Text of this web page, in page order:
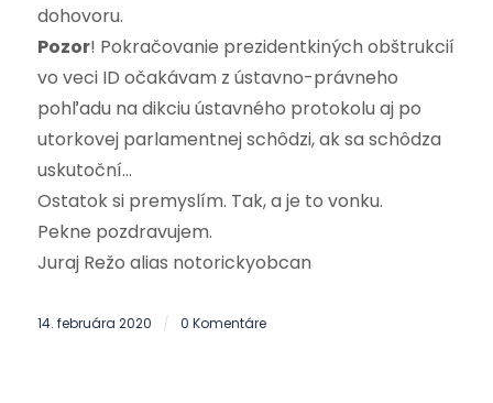
dohovoru.
Pozor! Pokračovanie prezidentkiných obštrukcií
vo veci ID očakávam z ústavno-právneho
pohľadu na dikciu ústavného protokolu aj po
utorkovej parlamentnej schôdzi, ak sa schôdza
uskutoční…
Ostatok si premyslím. Tak, a je to vonku.
Pekne pozdravujem.
Juraj Režo alias notorickyobcan
14. februára 2020 / 0 Komentáre